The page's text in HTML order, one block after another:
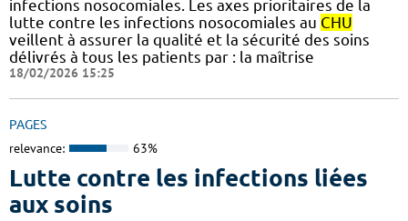
infections nosocomiales. Les axes prioritaires de la
lutte contre les infections nosocomiales au CHU
veillent à assurer la qualité et la sécurité des soins
délivrés à tous les patients par : la maîtrise
18/02/2026 15:25
PAGES
relevance: 63%
Lutte contre les infections liées
aux soins